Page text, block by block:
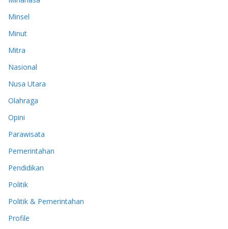
Minsel
Minut
Mitra
Nasional
Nusa Utara
Olahraga
Opini
Parawisata
Pemerintahan
Pendidikan
Politik
Politik & Pemerintahan
Profile